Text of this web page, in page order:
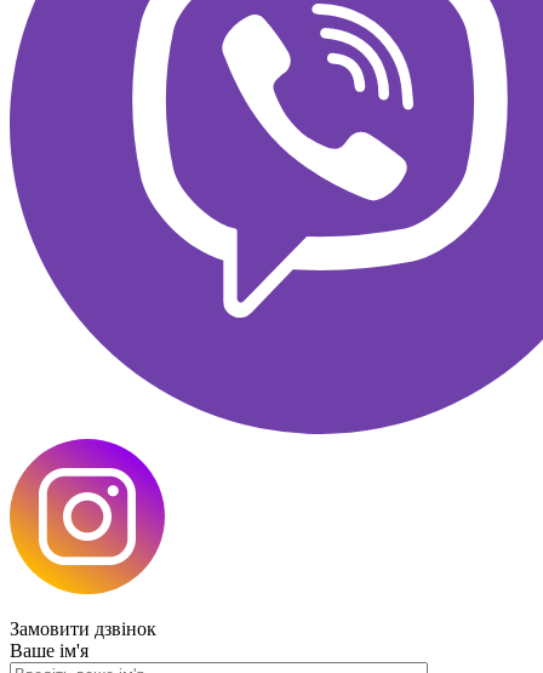
Замовити дзвінок
Ваше ім'я